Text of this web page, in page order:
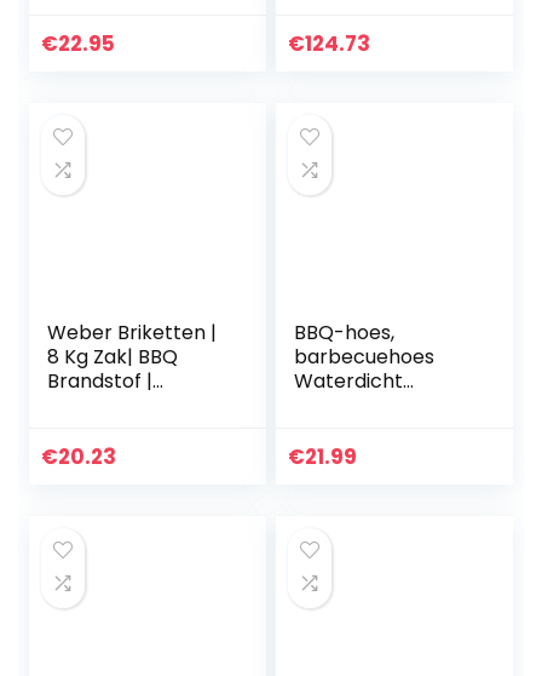
voor barbecue,
€22.95 €124.73
Weber Briketten |
8 Kg Zak| BBQ
Brandstof |
Te Steken | 100%
€20.23
BBQ-hoes,
barbecuehoes
Waterdicht
grillhoes – Oxford-
€21.99